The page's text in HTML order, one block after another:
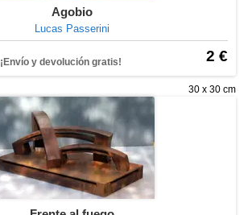
Agobio
Lucas Passerini
2 €
¡Envío y devolución gratis!
30 x 30 cm